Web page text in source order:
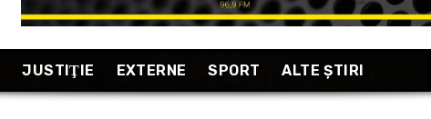
JUSTIŢIE EXTERNE SPORT ALTE ŞTIRI